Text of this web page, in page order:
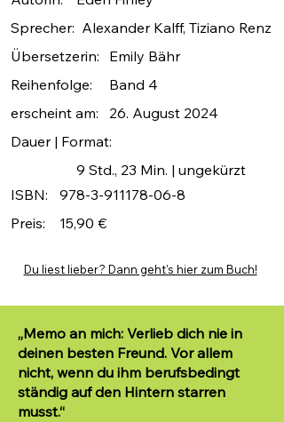
Sprecher: Alexander Kalff, Tiziano Renz
Übersetzerin:
Emily Bähr
Reihenfolge:
Band 4
erscheint am:
26. August 2024
Dauer | Format:
9 Std., 23 Min. | ungekürzt
ISBN:
978-3-911178-06-8
Preis:
15,90 €
Du liest lieber? Dann geht's hier zum Buch!
„Memo an mich: Verlieb dich nie in
deinen besten Freund. Vor allem
nicht, wenn du ihm berufsbedingt
ständig auf den Hintern starren
musst.“